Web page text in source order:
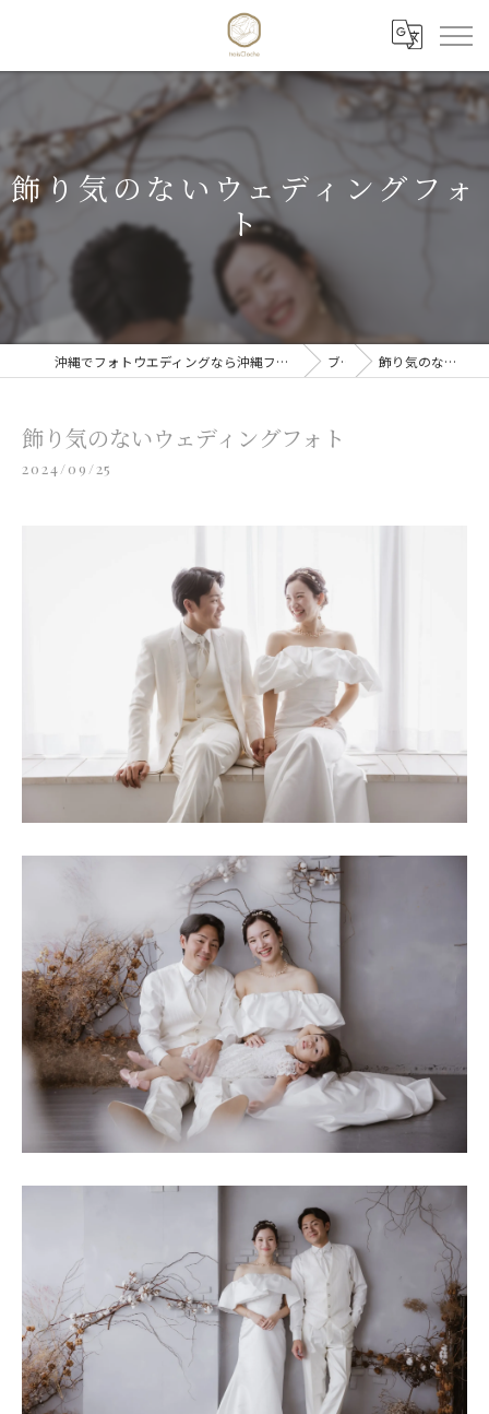
飾り気のないウェディングフォ
ト
沖縄でフォトウエディングなら沖縄フォトウエディング trois Cloche 【トワクロッシュ】 ブログ 飾り気のないウェディングフォト
飾り気のないウェディングフォト
2024/09/25